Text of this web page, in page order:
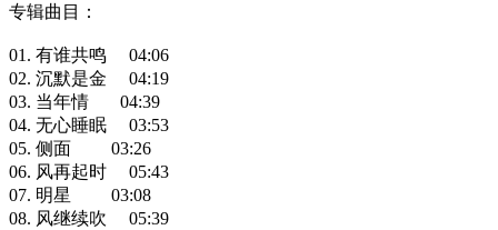
专辑曲目：
01. 有谁共鸣 04:06
02. 沉默是金 04:19
03. 当年情 04:39
04. 无心睡眠 03:53
05. 侧面 03:26
06. 风再起时 05:43
07. 明星 03:08
08. 风继续吹 05:39